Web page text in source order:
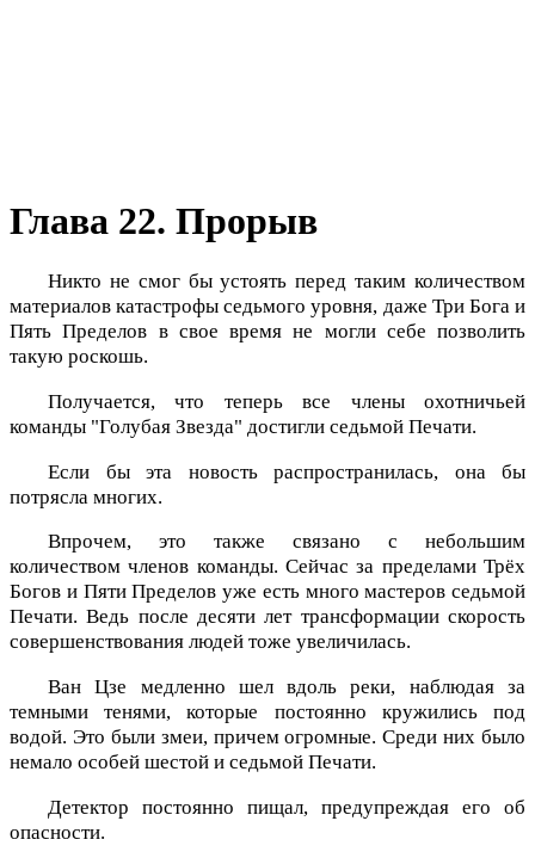
Глава 22. Прорыв
Никто не смог бы устоять перед таким количеством
материалов катастрофы седьмого уровня, даже Три Бога и
Пять Пределов в свое время не могли себе позволить
такую роскошь.
Получается, что теперь все члены охотничьей
команды "Голубая Звезда" достигли седьмой Печати.
Если бы эта новость распространилась, она бы
потрясла многих.
Впрочем, это также связано с небольшим
количеством членов команды. Сейчас за пределами Трёх
Богов и Пяти Пределов уже есть много мастеров седьмой
Печати. Ведь после десяти лет трансформации скорость
совершенствования людей тоже увеличилась.
Ван Цзе медленно шел вдоль реки, наблюдая за
темными тенями, которые постоянно кружились под
водой. Это были змеи, причем огромные. Среди них было
немало особей шестой и седьмой Печати.
Детектор постоянно пищал, предупреждая его об
опасности.